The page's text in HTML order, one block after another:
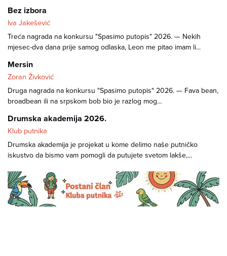
Bez izbora
Iva Jakešević
Treća nagrada na konkursu "Spasimo putopis" 2026. — Nekih
mjesec-dva dana prije samog odlaska, Leon me pitao imam li...
Mersin
Zoran Živković
Druga nagrada na konkursu "Spasimo putopis" 2026. — Fava bean,
broadbean ili na srpskom bob bio je razlog mog...
Drumska akademija 2026.
Klub putnika
Drumska akademija je projekat u kome delimo naše putničko
iskustvo da bismo vam pomogli da putujete svetom lakše,...